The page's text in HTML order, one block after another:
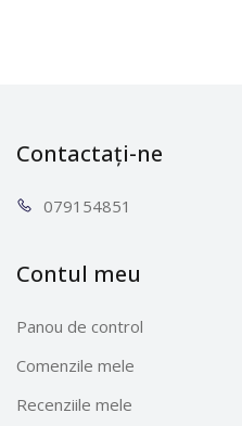
Contactați-ne
0791 54851
Contul meu
Panou de control
Comenzile mele
Recenziile mele